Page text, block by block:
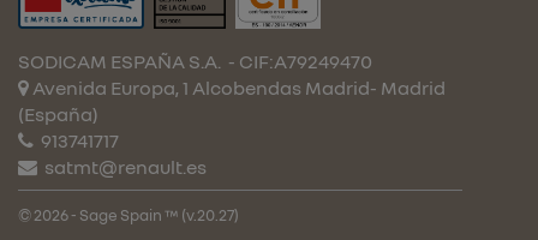
SODICAM ESPAÑA S.A. - CIF:A79249470
Avenida Europa, 1 Alcobendas Madrid- Madrid
(España)
913741717
satmt@renault.es
© 2026 - Sage Spain ™ (v.20.27)